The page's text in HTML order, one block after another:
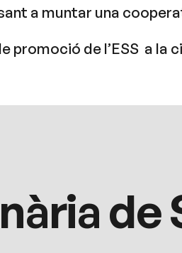
a muntar una
promoció de l’ESS a la
de